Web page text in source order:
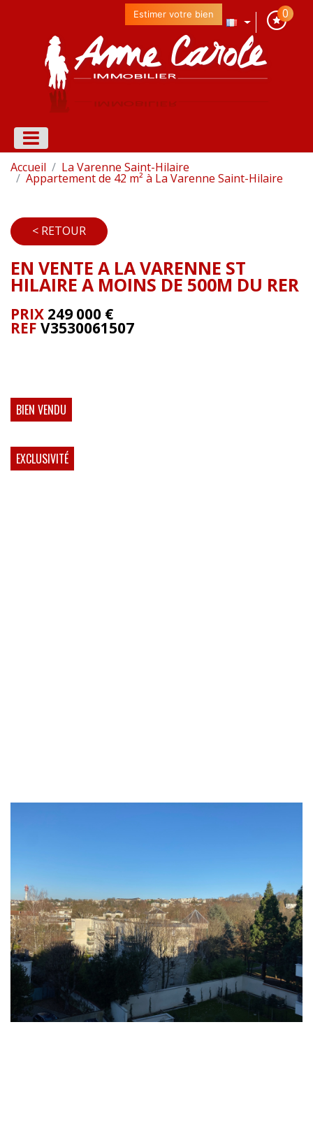
0
Estimer votre bien
Accueil La Varenne Saint-Hilaire
Appartement de 42 m² à La Varenne Saint-Hilaire
< RETOUR
EN VENTE A LA VARENNE ST
HILAIRE A MOINS DE 500M DU RER
PRIX 249 000 €
REF V3530061507
BIEN VENDU
EXCLUSIVITÉ